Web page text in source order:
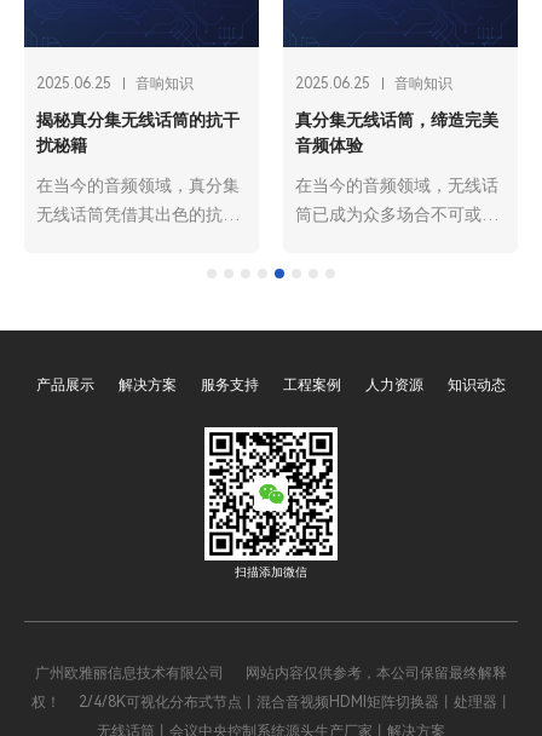
2025.06.25 音响知识
揭秘真分集无线话筒的抗干
扰秘籍
在当今的音频领域，真分集
无线话筒凭借其出色的抗干
教育培训、现场演出等场
保声音清晰、稳定地传输，
觉体验。那么，广州欧雅丽
信息技术有限公司oyalee中
筒“UT-1820，UT-1840，
UT-1880，手持一拖二UT-
1840S”究竟是如何做到在复
身”，有效抵抗干扰的呢？接
下来，让我们一同揭开其抗
2025.06.25 音响知识
真分集无线话筒，缔造完美
音频体验
​在当今的音频领域，无线话
筒已成为众多场合不可或缺
音的传播带来了极大的便
信号稳定性和音频质量方面
雅丽信息技术有限公司
oyalee中议视控的真分集无
线话筒“UT-1820，UT-
1840，UT-1880，手持一拖
二UT-1820S，一拖四UT-
这一局面，为用户缔造了完
产品展示 解决方案 服务支持 工程案例 人力资源 知识动态
扫描添加微信
广州欧雅丽信息技术有限公司 网站内容仅供参考，本公司保留最终解释
权！ 2/4/8K可视化分布式节点丨混合音视频HDMI矩阵切换器丨处理器丨
无线话筒丨会议中央控制系统源头生产厂家丨解决方案